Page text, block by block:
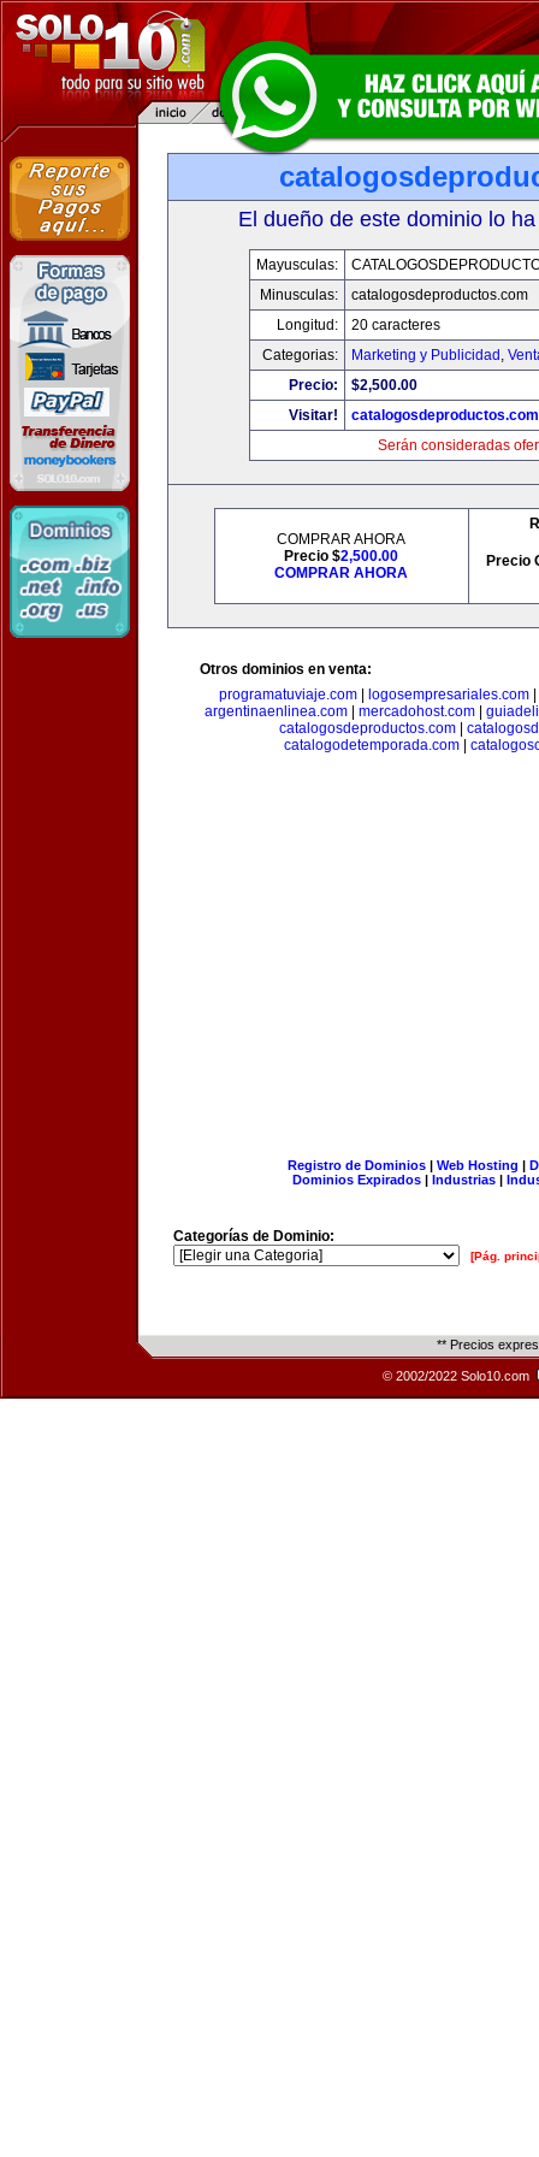
El dueño de este dominio lo
Mayusculas:
Minusculas:
catalogosdeproductos.com
Longitud:
20 caracteres
Categorias:
Marketing y Publicidad ,
Precio:
$2,500.00
Visitar!
catalogosdeproductos.com
Serán consideradas
COMPRAR AHORA
Precio $2,500.00
COMPRAR AHORA
Precio
Otros dominios en venta:
programatuviaje.com| logosempresariales.com|
argentinaenlinea.com| mercadohost.com|
catalogosdeproductos.com
catalogodetemporada.com
Registro de Dominios| Web Hosting |
Dominios Expirados | Industrias |
Categorías de Dominio:
[Pág.
** Precios
© 2002/2022 Solo10.com